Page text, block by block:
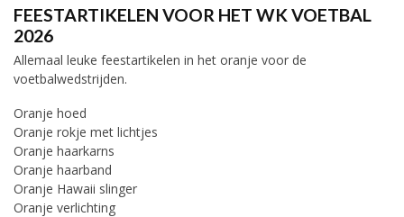
FEESTARTIKELEN VOOR HET WK VOETBAL
2026
Allemaal leuke feestartikelen in het oranje voor de
voetbalwedstrijden.
Oranje hoed
Oranje rokje met lichtjes
Oranje haarkarns
Oranje haarband
Oranje Hawaii slinger
Oranje verlichting